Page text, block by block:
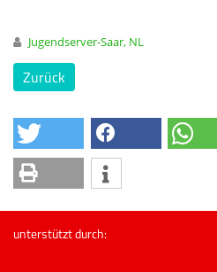
Jugendserver-Saar, NL
Zurück
unterstützt durch: